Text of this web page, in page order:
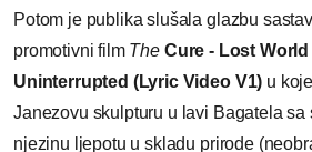
Potom je publika slušala glazbu
promotivni film The Cure - Lost
Uninterrupted (Lyric Video V1) u
Janezovu skulpturu u lavi Bagatela sa
njezinu ljepotu u skladu prirode